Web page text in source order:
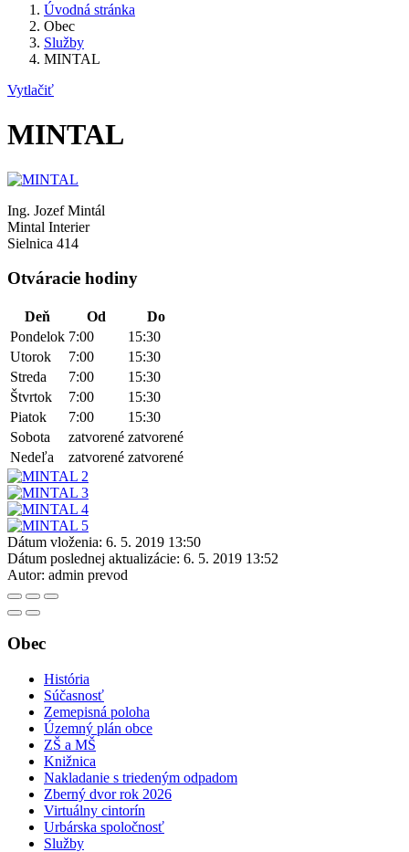
Úvodná stránka
Obec
Služby
MINTAL
Vytlačiť
MINTAL
Ing. Jozef Mintál
Mintal Interier
Sielnica 414
Otváracie hodiny
Deň Od
Do
Pondelok 7:00
15:30
Utorok
7:00
15:30
Streda
7:00
15:30
Štvrtok
7:00
15:30
Piatok
7:00
15:30
Sobota
zatvorené zatvorené
Nedeľa
zatvorené zatvorené
Dátum vloženia: 6. 5. 2019 13:50
Dátum poslednej aktualizácie: 6. 5. 2019 13:52
Autor: admin prevod
Obec
História
Súčasnosť
Zemepisná poloha
Územný plán obce
ZŠ a MŠ
Knižnica
Nakladanie s triedeným odpadom
Zberný dvor rok 2026
Virtuálny cintorín
Urbárska spoločnosť
Služby